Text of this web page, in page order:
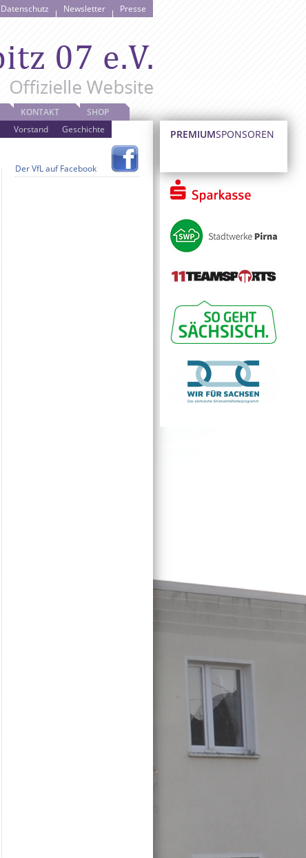
Datenschutz Newsletter Presse
Vorstand Geschichte
KONTAKT SHOP
Der VfL auf Facebook
PREMIUMSPONSOREN